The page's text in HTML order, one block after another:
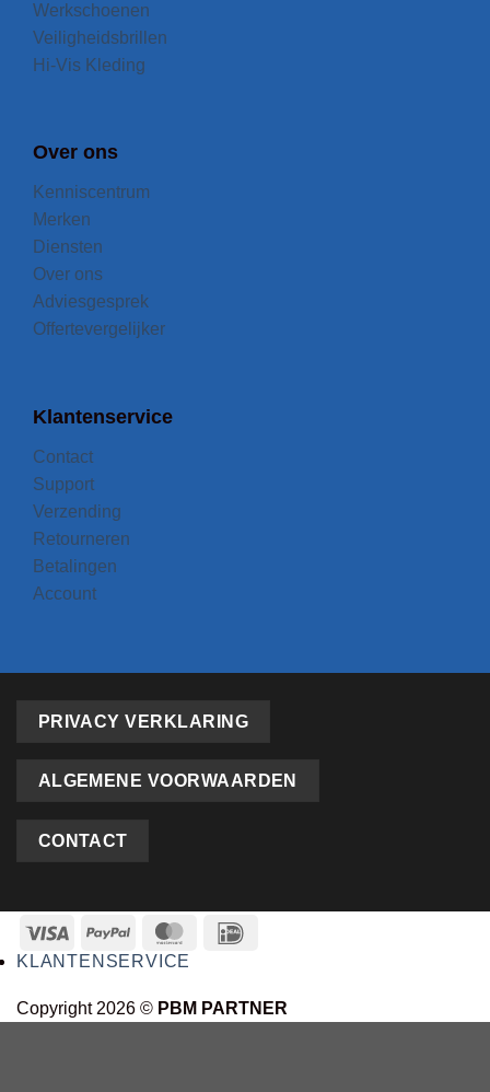
Werkschoenen
Veiligheidsbrillen
Hi-Vis Kleding
Over ons
Kenniscentrum
Merken
Diensten
Over ons
Adviesgesprek
Offertevergelijker
Klantenservice
Contact
Support
Verzending
Retourneren
Betalingen
Account
PRIVACY VERKLARING
ALGEMENE VOORWAARDEN
CONTACT
KLANTENSERVICE
Copyright 2026 © PBM PARTNER